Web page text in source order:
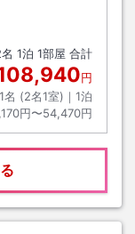
名 1泊 1部屋 合計
円
名 (2名1室)｜ 1泊
円〜54,470円